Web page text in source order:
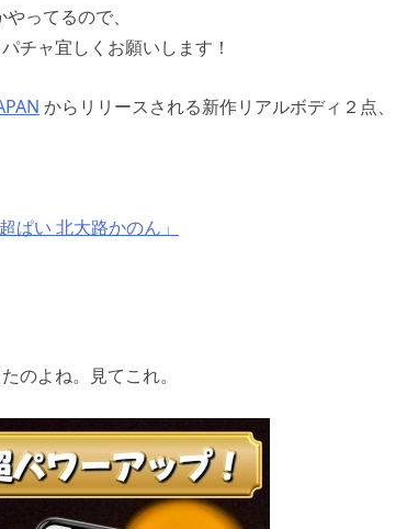
やってるので、
チャ宜しくお願いします！
からリリースされる新作リアルボディ２点、
ぱい 北大路かのん」
のよね。見てこれ。